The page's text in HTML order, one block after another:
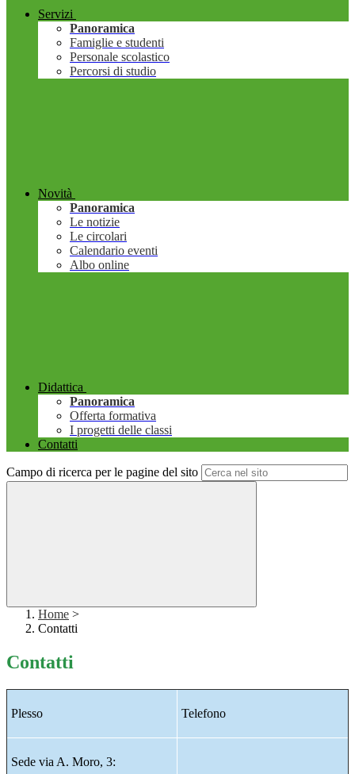
Servizi
Panoramica
Famiglie e studenti
Personale scolastico
Percorsi di studio
Novità
Panoramica
Le notizie
Le circolari
Calendario eventi
Albo online
Didattica
Panoramica
Offerta formativa
I progetti delle classi
Contatti
Campo di ricerca per le pagine del sito
Home >
Contatti
Contatti
Plesso Telefono
Sede via A. Moro, 3: